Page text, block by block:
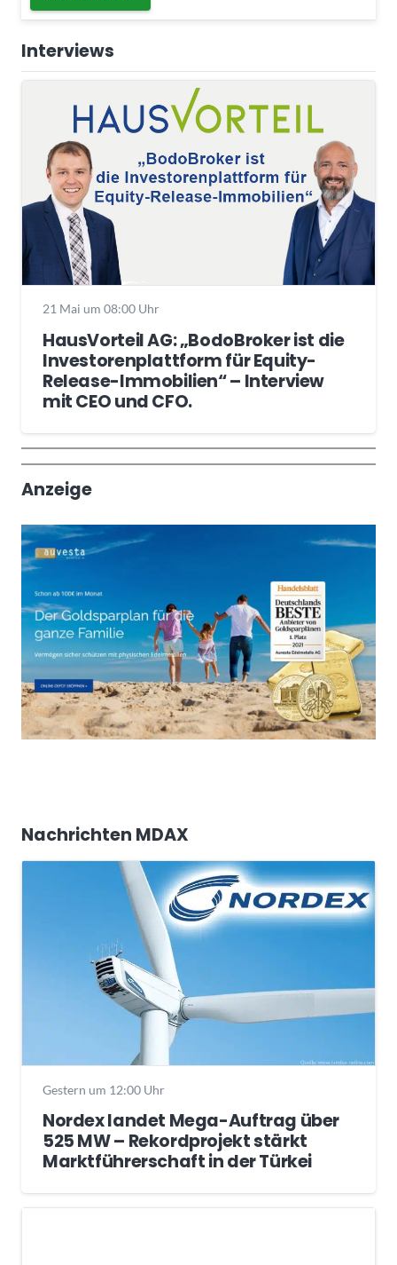
Interviews
21 Mai um 08:00 Uhr
HausVorteil AG: „BodoBroker ist die
Investorenplattform für Equity-
Release-Immobilien“ – Interview
mit CEO und CFO.
Wochenrückblick
Trendthemen
Anzeige
Nachrichten MDAX
Gestern um 12:00 Uhr
Nordex landet Mega-Auftrag über
525 MW – Rekordprojekt stärkt
Marktführerschaft in der Türkei